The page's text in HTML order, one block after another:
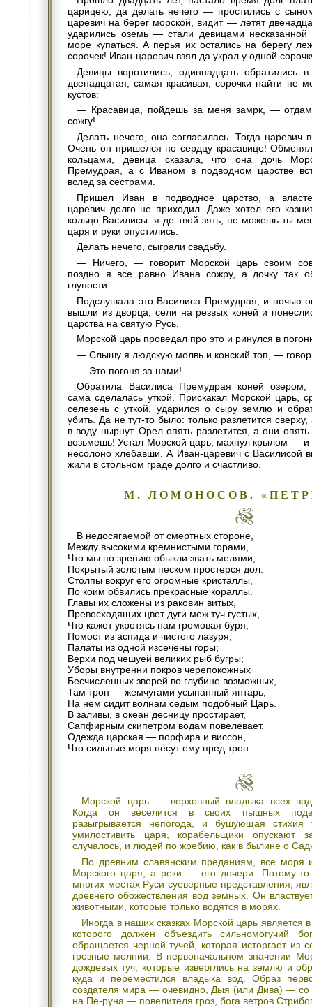
царицею, да делать нечего — простились с
царевич на берег морской, видит — летят
ударились оземь — стали девицами
море купаться. А перья их остались на берегу
сорочек! Иван-царевич взял да украл у одной
Девицы воротились, одиннадцать обратились
двенадцатая, самая красивая, сорочки найти не
кустов:
— Красавица, пойдешь за меня замрк, —
сожгу!
Делать нечего, она согласилась. Тогда царевич
Очень он пришелся по сердцу красавице!
кольцами, девица сказала, что она дочь
Премудрая, а с Иваном в подводном царстве
вслед за сестрами.
Пришел Иван в подводное царство, а
царевич долго не приходил. Даже хотел его
кольцо Василисы: я-де твой зять, не можешь ты
царя и руки опустились.
Делать нечего, сыграли свадьбу.
— Ничего, — говорит Морской царь своим
поздно я все равно Ивана сожру, а дочку так
глупости.
Подслушала это Василиса Премудрая, и ночью
вышли из дворца, сели на резвых коней и
царства на святую Русь.
Морской царь проведал про это и ринулся в
— Слышу я людскую молвь и конский топ, —
— Это погоня за нами!
Обратила Василиса Премудрая коней озером,
сама сделалась уткой. Прискакал Морской царь,
селезень с уткой, ударился о сыру землю и
убить. Да не тут-то было: только разлетится сверху,
в воду нырнут. Орел опять разлетится, а они
возьмешь! Устал Морской царь, махнул крылом — и
несолоно хлебавши. А Иван-царевич с Василисой
жили в стольном граде долго и счастливо.
М. ЛОМОНОСОВ.
В недосягаемой от смертных стороне,
Между высокими кремнистыми горами,
Что мы по зрению обыкли звать мелями,
Покрытый золотым песком простерся дол:
Столпы вокруг его огромные кристаллы,
По коим обвились прекрасные кораллы.
Главы их сложены из раковин витых,
Превосходящих цвет дуги меж туч густых,
Что кажет укротясь нам громовая буря;
Помост из аспида и чистого лазуря,
Палаты из одной изсечены горы;
Верхи под чешуей великих рыб бугры;
Уборы внутренни покров черепокожных
Бесчисленных зверей во глубине возможных,
Там трон — жемчугами усыпанный янтарь,
На нем сидит волнам седым подобный Царь.
В заливы, в океан десницу простирает,
Сапфирным скипетром водам повелевает.
Одежда царская — порфира и виссон,
Что сильные моря несут ему пред трон.
Морской царь — верховный владыка всех
Когда он веселится в своих пышных
разыгрывается непогода, и бушующая стихия
умилостивить царя, корабельщики опускают
случалось, и людей по жребию, как в былине о
По древним славянским преданиям, все моря
Морского царя, а реки — его дочери. Потому-
многих местах Руси суеверные представления,
древнего обожествления вод земных. Он
животными, которые только водятся в морях.
Иногда в наших сказках Морской царь является
которого должен объездить сильномогучий
обращается черной тучей, которая исторгает из
грозные молнии. В первоначальном значении
дождевых туч, которые изверглись на землю и
куда и переместился владыка вод. Образ
создателя мира — очевидно, Дыя (или Дива) — со
на Пе-руна — повелителя гроз, бога ветров